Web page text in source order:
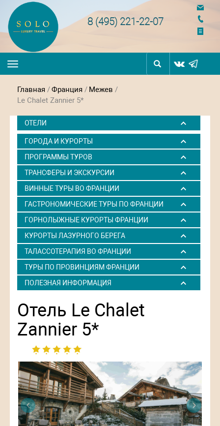
8 (495) 221-22-07
Toggle
navigation
Главная /Франция / Межев /
Le Chalet Zannier 5*
ОТЕЛИ
ГОРОДА И КУРОРТЫ
ПРОГРАММЫ ТУРОВ
ТРАНСФЕРЫ И ЭКСКУРСИИ
ВИННЫЕ ТУРЫ ВО ФРАНЦИИ
ГАСТРОНОМИЧЕСКИЕ ТУРЫ ПО ФРАНЦИИ
ГОРНОЛЫЖНЫЕ КУРОРТЫ ФРАНЦИИ
КУРОРТЫ ЛАЗУРНОГО БЕРЕГА
ТАЛАССОТЕРАПИЯ ВО ФРАНЦИИ
ТУРЫ ПО ПРОВИНЦИЯМ ФРАНЦИИ
ПОЛЕЗНАЯ ИНФОРМАЦИЯ
Отель Le Chalet
Zannier 5*